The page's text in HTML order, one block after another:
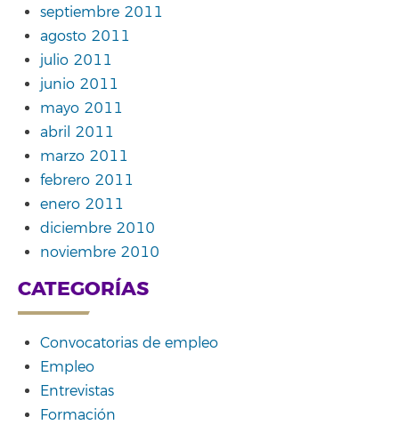
septiembre 2011
agosto 2011
julio 2011
junio 2011
mayo 2011
abril 2011
marzo 2011
febrero 2011
enero 2011
diciembre 2010
noviembre 2010
CATEGORÍAS
Convocatorias de empleo
Empleo
Entrevistas
Formación